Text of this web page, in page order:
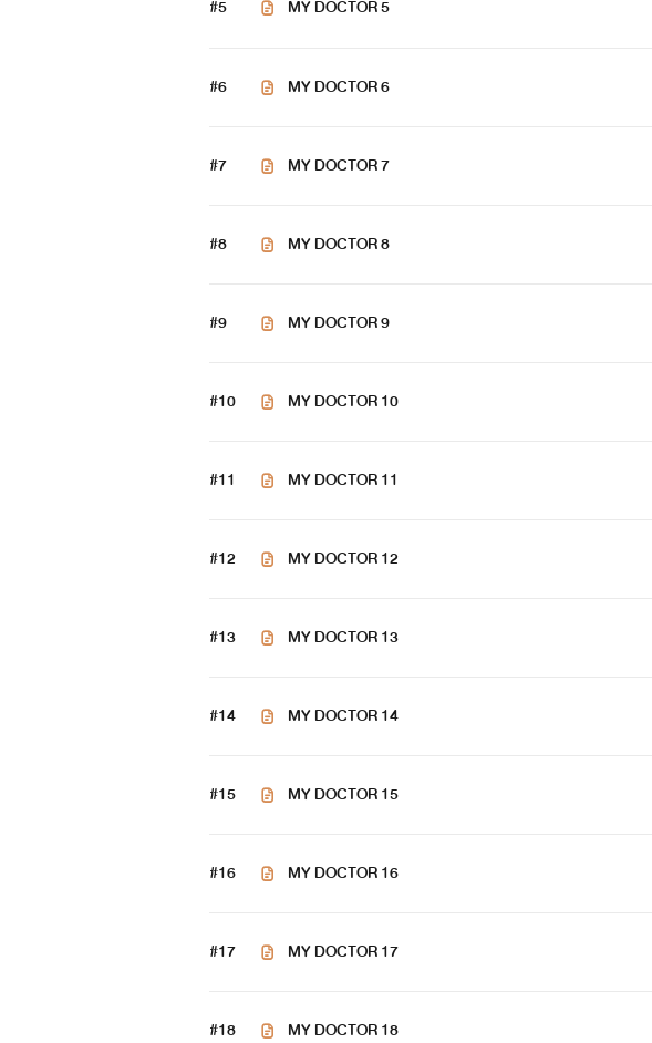
#5 MY DOCTOR 5
#6 MY DOCTOR 6
#7 MY DOCTOR 7
#8 MY DOCTOR 8
#9 MY DOCTOR 9
#10 MY DOCTOR 10
#11 MY DOCTOR 11
#12 MY DOCTOR 12
#13 MY DOCTOR 13
#14 MY DOCTOR 14
#15 MY DOCTOR 15
#16 MY DOCTOR 16
#17 MY DOCTOR 17
#18 MY DOCTOR 18